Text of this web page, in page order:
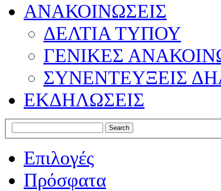
ΑΝΑΚΟΙΝΩΣΕΙΣ
ΔΕΛΤΙΑ ΤΥΠΟΥ
ΓΕΝΙΚΕΣ
ΣΥΝΕΝΤΕΥΞΕΙΣ
ΕΚΔΗΛΩΣΕΙΣ
Επιλογές
Πρόσφατα